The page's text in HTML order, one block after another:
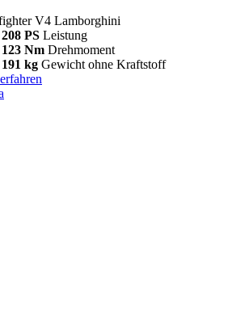
V4 Lamborghini
208 PS Leistung
123 Nm Drehmoment
191 kg Gewicht ohne Kraftstoff